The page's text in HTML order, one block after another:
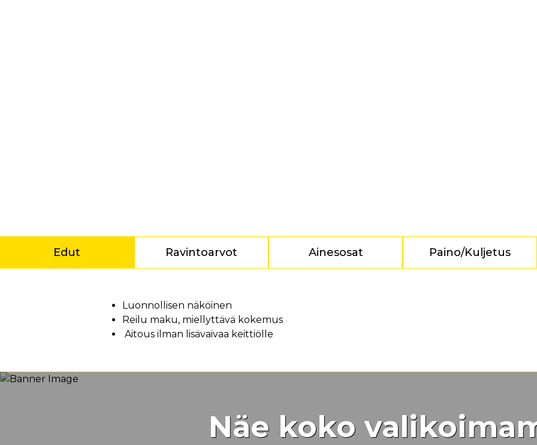
Edut Ravintoarvot Ainesosat Paino/Kuljetus
Luonnollisen näköinen
Reilu maku, miellyttävä kokemus
Aitous ilman lisävaivaa keittiölle
Näe koko